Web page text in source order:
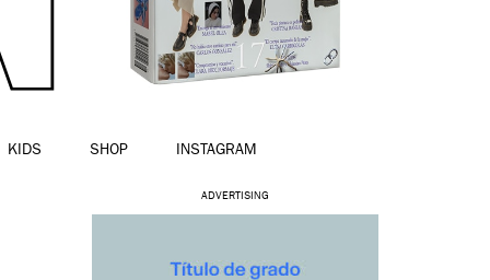
KIDS SHOP INSTAGRAM
ADVERTISING